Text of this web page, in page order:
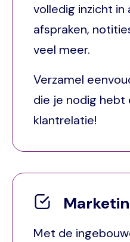
volledig inzicht in
afspraken,
veel meer.
Verzamel
die je nodig hebt
klantrelatie!
Met de